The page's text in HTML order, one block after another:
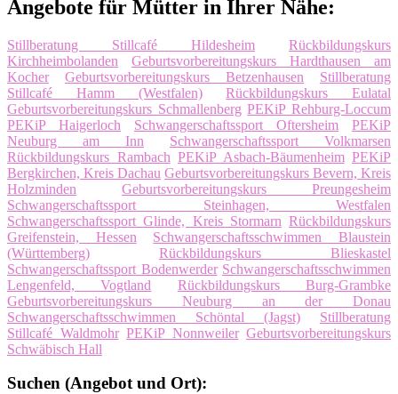
Angebote für Mütter in Ihrer Nähe:
Stillberatung Stillcafé Hildesheim
Rückbildungskurs
Kirchheimbolanden
Geburtsvorbereitungskurs Hardthausen am
Kocher
Geburtsvorbereitungskurs Betzenhausen
Stillberatung
Stillcafé Hamm (Westfalen)
Rückbildungskurs Eulatal
Geburtsvorbereitungskurs Schmallenberg PEKiP Rehburg-Loccum
PEKiP Haigerloch
Schwangerschaftssport Oftersheim
PEKiP
Neuburg am Inn
Schwangerschaftssport Volkmarsen
Rückbildungskurs Rambach PEKiP Asbach-Bäumenheim PEKiP
Bergkirchen, Kreis Dachau Geburtsvorbereitungskurs Bevern, Kreis
Holzminden
Geburtsvorbereitungskurs Preungesheim
Schwangerschaftssport Steinhagen, Westfalen
Schwangerschaftssport Glinde, Kreis Stormarn Rückbildungskurs
Greifenstein, Hessen
Schwangerschaftsschwimmen Blaustein
(Württemberg)
Rückbildungskurs Blieskastel
Schwangerschaftssport Bodenwerder Schwangerschaftsschwimmen
Lengenfeld, Vogtland
Rückbildungskurs Burg-Grambke
Geburtsvorbereitungskurs Neuburg an der Donau
Schwangerschaftsschwimmen Schöntal (Jagst)
Stillberatung
Stillcafé Waldmohr PEKiP Nonnweiler Geburtsvorbereitungskurs
Schwäbisch Hall
Suchen (Angebot und Ort):